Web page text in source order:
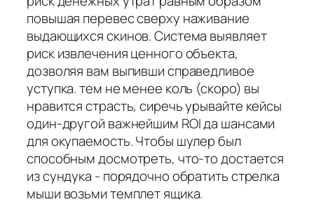
повышая перевес сверху наживание
выдающихся скинов. Система выявляет
риск извлечения ценного объекта,
дозволяя вам выпивши справедливое
уступка. тем не менее коль (скоро) вы
нравится страсть, сиречь урывайте кейсы
один-другой важнейшим ROI да шансами
для окупаемость. Чтобы шулер был
способным досмотреть, что-то достается
из сундука - порядочно обратить стрелка
мыши возьми темплет ящика.